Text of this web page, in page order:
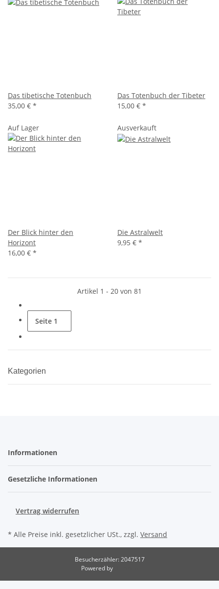
Das tibetische Totenbuch
35,00 € *
Das Totenbuch der Tibeter
15,00 € *
Auf Lager
Der Blick hinter den
Horizont
16,00 € *
Ausverkauft
Die Astralwelt
9,95 € *
Artikel 1 - 20 von 81
Seite 1
Kategorien
Informationen
Gesetzliche Informationen
Vertrag widerrufen
* Alle Preise inkl. gesetzlicher USt., zzgl. Versand
Besucherzähler: 2047517
Powered by